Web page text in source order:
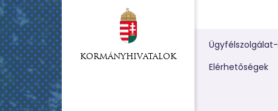
KORMÁNYHIVATALOK
Kereső
Elérhetőségek